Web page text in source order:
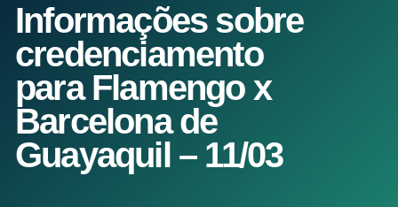
Informações sobre
credenciamento
para Flamengo x
Barcelona de
Guayaquil – 11/03